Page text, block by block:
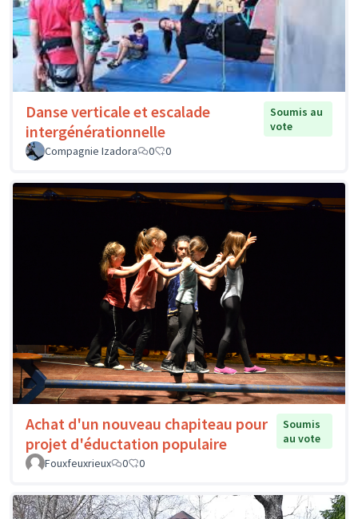
Danse verticale et escalade
intergénérationnelle
Soumis au
vote
Compagnie Izadora
0 0
Achat d'un nouveau chapiteau pour
projet d'éductation populaire
Soumis
au vote
Fouxfeuxrieux
0 0